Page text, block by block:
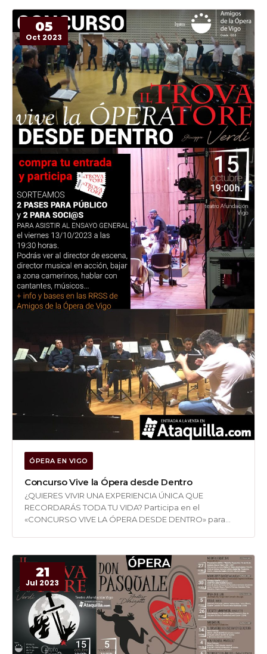
Antonenko, Marina Poplasvskaya, Carlos Álvarez,...
05
Oct 2023
ÓPERA EN VIGO
Concurso Vive la Ópera desde Dentro
¿QUIERES VIVIR UNA EXPERIENCIA ÚNICA QUE
RECORDARÁS TODA TU VIDA? Participa en el
«CONCURSO VIVE LA ÓPERA DESDE DENTRO» para
Podrás ver al director de...
21
Jul 2023